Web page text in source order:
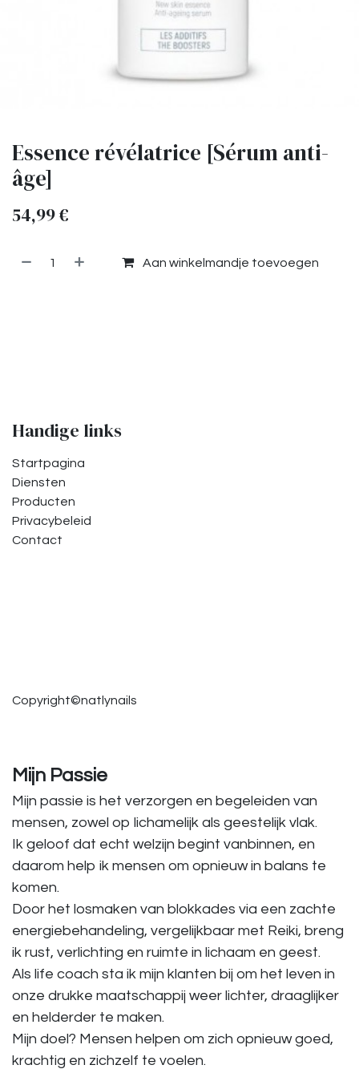
Essence révélatrice [Sérum anti-
âge]
54,99€
Aan winkelmandje toevoegen
Handige links
Startpagina
Diensten
Producten
Privacybeleid
Contact
Copyright©natlynails
Mijn Passie
Mijn passie is het verzorgen en begeleiden van
mensen, zowel op lichamelijk als geestelijk vlak.
Ik geloof dat echt welzijn begint vanbinnen, en
daarom help ik mensen om opnieuw in balans te
komen.
Door het losmaken van blokkades via een zachte
energiebehandeling, vergelijkbaar met Reiki, breng
ik rust, verlichting en ruimte in lichaam en geest.
Als life coach sta ik mijn klanten bij om het leven in
onze drukke maatschappij weer lichter, draaglijker
en helderder te maken.
Mijn doel? Mensen helpen om zich opnieuw goed,
krachtig en zichzelf te voelen.